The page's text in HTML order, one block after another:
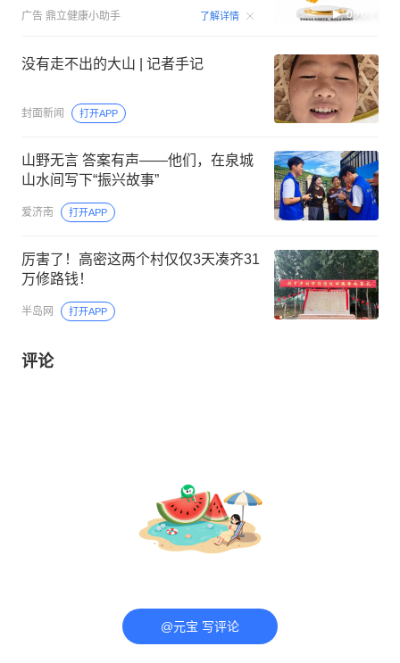
广告 鼎立健康小助手 了解详情 00:09
没有走不出的大山 | 记者手记
封面新闻 打开APP
山野无言 答案有声——他们，在泉城
山水间写下“振兴故事”
爱济南 打开APP
厉害了！高密这两个村仅仅3天凑齐31
万修路钱！
半岛网 打开APP
评论
@元宝 写评论